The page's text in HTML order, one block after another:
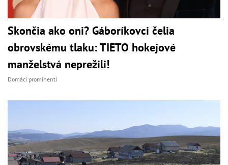
Skončia ako oni? Gáboríkovci čelia
obrovskému tlaku: TIETO hokejové
manželstvá neprežili!
Domáci prominenti